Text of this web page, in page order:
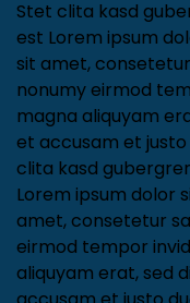
Stet clita kasd
est Lorem ipsum
sit amet,
nonumy eirmod
magna aliquyam
et accusam et
clita kasd
Lorem ipsum dolor
amet, consetetur
eirmod tempor